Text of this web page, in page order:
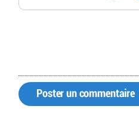
Poster un commentaire